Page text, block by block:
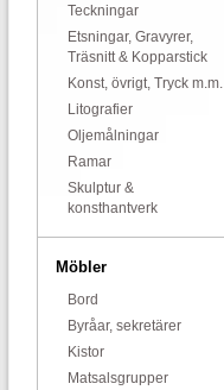
Teckningar
Etsningar, Gravyrer,
Träsnitt & Kopparstick
Konst, övrigt, Tryck m.m.
Litografier
Oljemålningar
Ramar
Skulptur &
konsthantverk
Möbler
Bord
Byråar, sekretärer
Kistor
Matsalsgrupper